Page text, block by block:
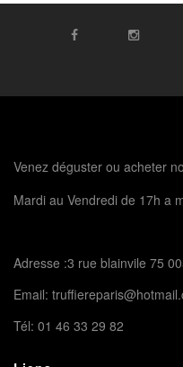
Venez déguster ou acheter
Mardi au Vendredi de 17h a
Adresse :3 rue blainvile 75
Email:
Tél: 01 46 33 29 82